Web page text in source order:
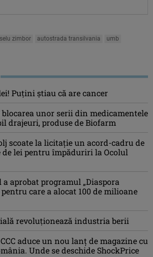
zimbor autostrada transilvania umb
Puţini ştiau că are cancer
blocarea unor serii din medicamentele
drajeuri, produse de Biofarm
scoate la licitație un acord-cadru de
de lei pentru împăduriri la Ocolul
aprobat programul „Diaspora
pentru care a alocat 100 de milioane
revoluționează industria berii
aduce un nou lanț de magazine cu
Unde se deschide ShockPrice